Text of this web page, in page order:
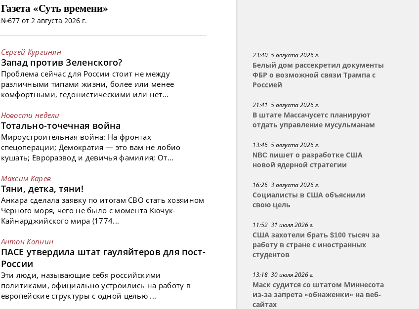
23:40 5 августа 2026 г.
Белый дом рассекретил документы
ФБР о возможной связи Трампа с
Россией
21:41 5 августа 2026 г.
В штате Массачусетс планируют
отдать управление мусульманам
13:46 5 августа 2026 г.
NBC пишет о разработке США
новой ядерной стратегии
16:26 3 августа 2026 г.
Социалисты в США объяснили
свою цель
11:52 31 июля 2026 г.
США захотели брать $100 тысяч за
работу в стране с иностранных
студентов
13:18 30 июля 2026 г.
Маск судится со штатом Миннесота
из-за запрета «обнаженки» на веб-
сайтах
Газета «Суть времени»
№677 от 2 августа 2026 г.
Сергей Кургинян
Запад против Зеленского?
Проблема сейчас для России стоит не между
различными типами жизни, более или менее
комфортными, гедонистическими или нет...
Новости недели
Тотально-точечная война
Мироустроительная война: На фронтах
спецоперации; Демократия — это вам не лобио
кушать; Евроразвод и девичья фамилия; От...
Максим Карев
Тяни, детка, тяни!
Анкара сделала заявку по итогам СВО стать хозяином
Черного моря, чего не было с момента Кючук-
Кайнарджийского мира (1774...
Антон Копнин
ПАСЕ утвердила штат гауляйтеров для пост-
России
Эти люди, называющие себя российскими
политиками, официально устроились на работу в
европейские структуры с одной целью ...